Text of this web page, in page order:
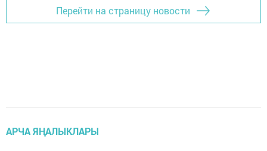
Перейти на страницу новости
АРЧА ЯҢАЛЫКЛАРЫ